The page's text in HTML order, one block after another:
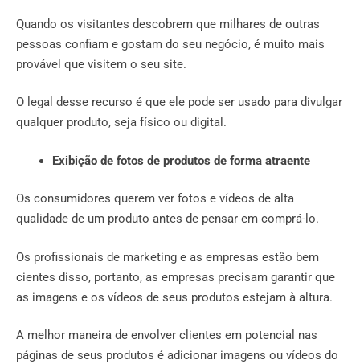
Quando os visitantes descobrem que milhares de outras
pessoas confiam e gostam do seu negócio, é muito mais
provável que visitem o seu site.
O legal desse recurso é que ele pode ser usado para divulgar
qualquer produto, seja físico ou digital.
Exibição de fotos de produtos de forma atraente
Os consumidores querem ver fotos e vídeos de alta
qualidade de um produto antes de pensar em comprá-lo.
Os profissionais de marketing e as empresas estão bem
cientes disso, portanto, as empresas precisam garantir que
as imagens e os vídeos de seus produtos estejam à altura.
A melhor maneira de envolver clientes em potencial nas
páginas de seus produtos é adicionar imagens ou vídeos do